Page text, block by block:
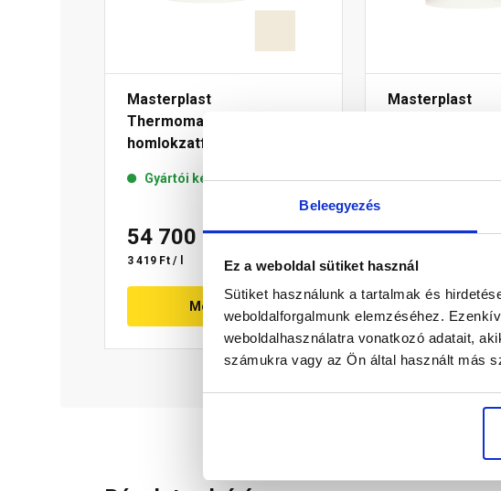
Beleegyezés
Ez a weboldal sütiket használ
Sütiket használunk a tartalmak és
weboldalforgalmunk elemzéséhez.
weboldalhasználatra vonatkozó adatait,
számukra vagy az Ön által használt más
Masterplast
Thermomaster akril
homlokzatfesték 42-F 16 l
Gyártói készleten
54 700 Ft/ db
3 419 Ft / l
Megnézem
Masterplast
Gyártói
59 010 Ft/
3 688 Ft / l